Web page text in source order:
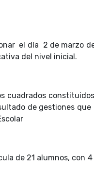
el día 2 de marzo
del nivel inicial.
cuadrados
de gestiones
de 21 alumnos, con